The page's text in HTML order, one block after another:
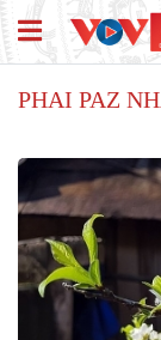
PHAI PAZ